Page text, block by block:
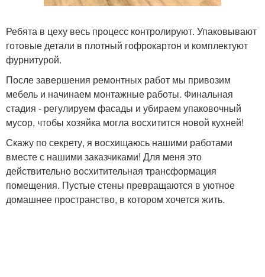
Ребята в цеху весь процесс контролируют. Упаковывают
готовые детали в плотный гофрокартон и комплектуют
фурнитурой.
После завершения ремонтных работ мы привозим
мебель и начинаем монтажные работы. Финальная
стадия - регулируем фасады и убираем упаковочный
мусор, чтобы хозяйка могла восхитится новой кухней!
Скажу по секрету, я восхищаюсь нашими работами
вместе с нашими заказчиками! Для меня это
действительно восхитительная трансформация
помещения. Пустые стены превращаются в уютное
домашнее пространство, в котором хочется жить.